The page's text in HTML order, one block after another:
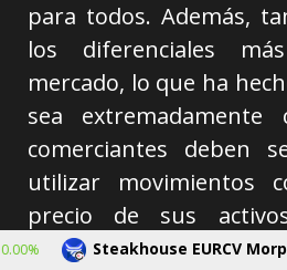
para todos. Además,
los diferenciales
mercado, lo que ha
sea extremadamente
comerciantes deben
utilizar movimientos
precio de sus
obtener ganancias.
Steakhouse EURCV Morpho